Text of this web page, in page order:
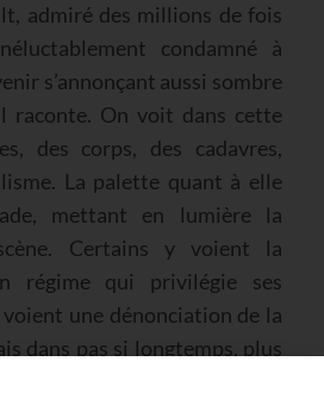
admiré des millions de fois
condamné à
s’annonçant aussi sombre
raconte. On voit dans cette
des corps, des cadavres,
La palette quant à elle
mettant en lumière la
Certains y voient la
régime qui privilégie ses
voient une dénonciation de la
dans pas si longtemps, plus